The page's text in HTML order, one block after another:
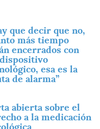
que decir que no,
más tiempo
encerrados con
esa es la
de alarma”
abierta sobre el
a la medicación